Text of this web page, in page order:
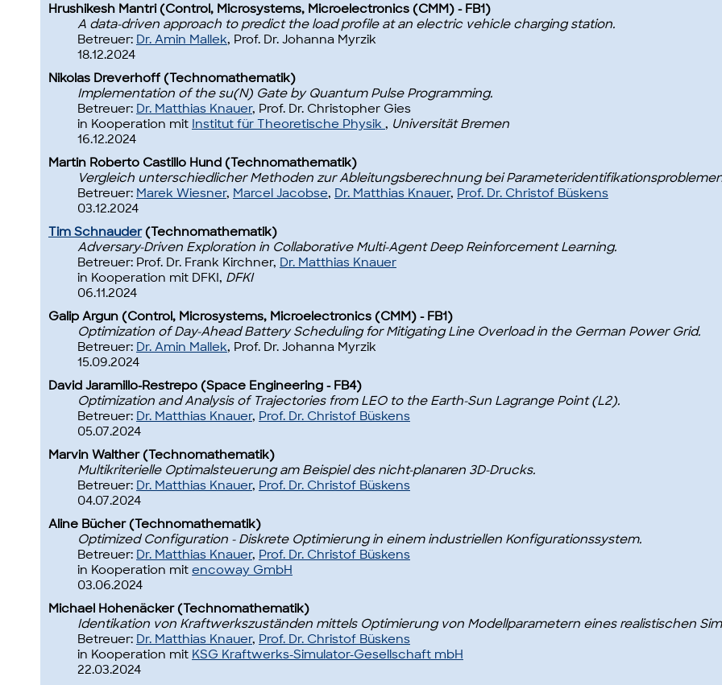
Hrushikesh Mantri (Control, Microsystems, Microelectronics (CMM) - FB1)
A data-driven approach to predict the load profile at an electric vehicle charging station.
Betreuer: Dr. Amin Mallek, Prof. Dr. Johanna Myrzik
18.12.2024
Nikolas Dreverhoff (Technomathematik)
Implementation of the su(N) Gate by Quantum Pulse Programming.
Betreuer: Dr. Matthias Knauer, Prof. Dr. Christopher Gies
in Kooperation mit Institut für Theoretische Physik , Universität Bremen
16.12.2024
Martin Roberto Castillo Hund (Technomathematik)
Vergleich unterschiedlicher Methoden zur Ableitungsberechnung bei
Betreuer: Marek Wiesner, Marcel Jacobse, Dr. Matthias Knauer, Prof. Dr. Christof Büskens
03.12.2024
Tim Schnauder(Technomathematik)
Adversary-Driven Exploration in Collaborative Multi-Agent Deep Reinforcement Learning.
Betreuer: Prof. Dr. Frank Kirchner, Dr. Matthias Knauer
in Kooperation mit DFKI, DFKI
06.11.2024
Galip Argun (Control, Microsystems, Microelectronics (CMM) - FB1)
Optimization of Day-Ahead Battery Scheduling for Mitigating Line Overload in the German Power Grid.
Betreuer: Dr. Amin Mallek, Prof. Dr. Johanna Myrzik
15.09.2024
David Jaramillo-Restrepo (Space Engineering - FB4)
Optimization and Analysis of Trajectories from LEO to the Earth-Sun Lagrange Point (L2).
Betreuer: Dr. Matthias Knauer, Prof. Dr. Christof Büskens
05.07.2024
Marvin Walther (Technomathematik)
Multikriterielle Optimalsteuerung am Beispiel des nicht-planaren 3D-Drucks.
Betreuer: Dr. Matthias Knauer, Prof. Dr. Christof Büskens
04.07.2024
Aline Bücher (Technomathematik)
Optimized Configuration - Diskrete Optimierung in einem industriellen Konfigurationssystem.
Betreuer: Dr. Matthias Knauer, Prof. Dr. Christof Büskens
in Kooperation mit encoway GmbH
03.06.2024
Michael Hohenäcker (Technomathematik)
Identikation von Kraftwerkszuständen mittels Optimierung von Modellparametern eines realistischen
Betreuer: Dr. Matthias Knauer, Prof. Dr. Christof Büskens
in Kooperation mit KSG Kraftwerks-Simulator-Gesellschaft mbH
22.03.2024